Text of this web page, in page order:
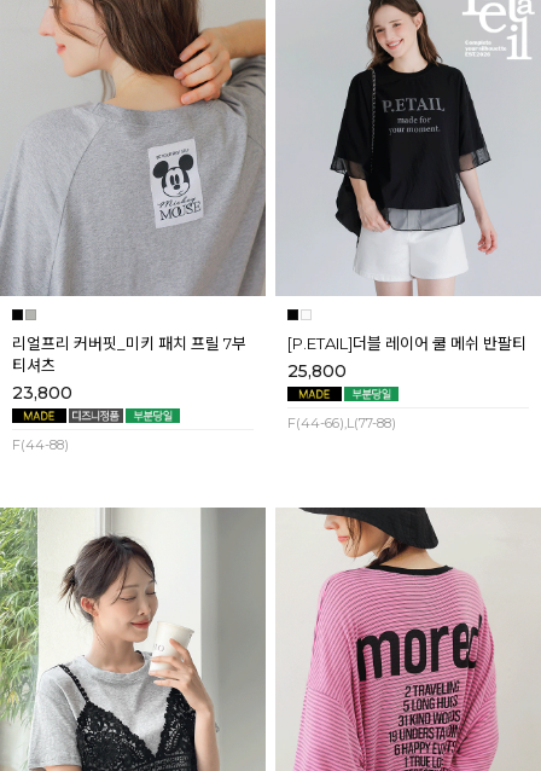
리얼프리 커버핏_미키 패치 프릴 7부
티셔츠
23,800
F(44-88)
[P.ETAIL]더블 레이어 쿨 메쉬 반팔티
25,800
F(44-66),L(77-88)